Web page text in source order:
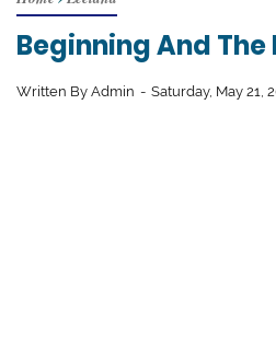
Beginning And The
Written By Admin Saturday, May 21,